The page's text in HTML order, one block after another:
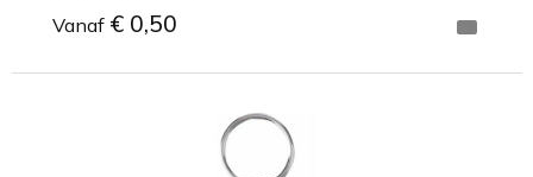
Vanaf € 0,50
Minimale afname: 1